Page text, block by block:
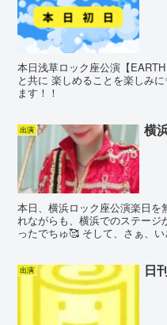
本日浅草ロック座公演【
と共に 楽しめることを楽しみ
ます！！
出演 横
本日、横浜ロック座公演楽日
れながらも、横浜でのステー
ったでちゅ🥰 そして、さぁ、
出演 日